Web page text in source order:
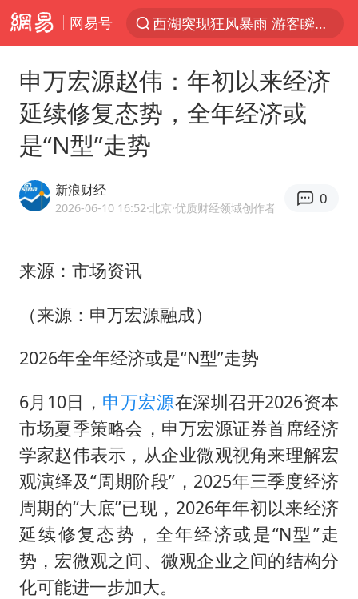
网易号
西湖突现狂风暴雨 游客瞬间被浇透
隔20米开高仿奶茶店被判赔35万元
直击东北超：哈尔滨vs通辽
酒店回应车内过夜被收150元
几元成本的AI广告导致千万市值蒸发
浙江台州《告全体市民书》
郑丽文：台湾从来没有“独立”过
梁家辉百花奖演讲落泪
大V：马科斯把路走绝了
香港正式允许“拒绝抢救”
人民的健康、体质、幸福一脉相承
申万宏源赵伟：年初以来经济
延续修复态势，全年经济或
是“N型”走势
新浪财经
2026-06-10 16:52·北京·优质财经领域创作者
0
来源：市场资讯
（来源：申万宏源融成）
2026年全年经济或是“N型”走势
6月10日， 申万宏源在深圳召开2026资本
市场夏季策略会，申万宏源证券首席经济
学家赵伟表示，从企业微观视角来理解宏
观演绎及“周期阶段”，2025年三季度经济
周期的“大底”已现，2026年年初以来经济
延续修复态势，全年经济或是“N型”走
势，宏微观之间、微观企业之间的结构分
化可能进一步加大。